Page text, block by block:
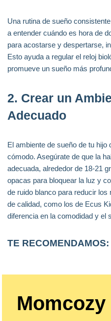
Una rutina de sueño
a entender cuándo es hora de
para acostarse y despertarse,
Esto ayuda a regular el reloj
promueve un sueño más
2. Crear un
Adecuado
El ambiente de sueño de tu
cómodo. Asegúrate de que la
adecuada, alrededor de 18-21
opacas para bloquear la luz y
de ruido blanco para reducir
de calidad, como los de Ecus
diferencia en la comodidad y el
TE RECOMENDAMOS:
Momcozy